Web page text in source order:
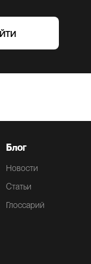
Блог
Новости
Статьи
Глоссарий